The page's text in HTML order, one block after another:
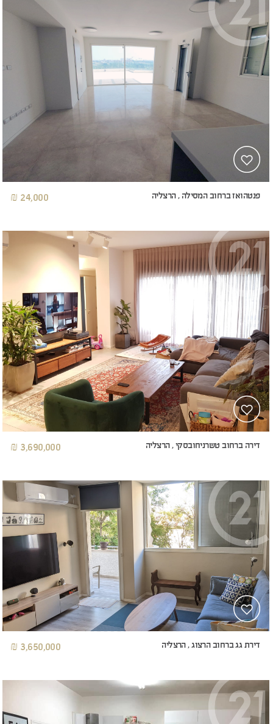
פנטהואז ברחוב המסילה , הרצליה 24,000 ₪
דירה ברחוב טשרניחובסקי , הרצליה 3,690,000 ₪
דירת גג ברחוב הרצוג , הרצליה 3,650,000 ₪